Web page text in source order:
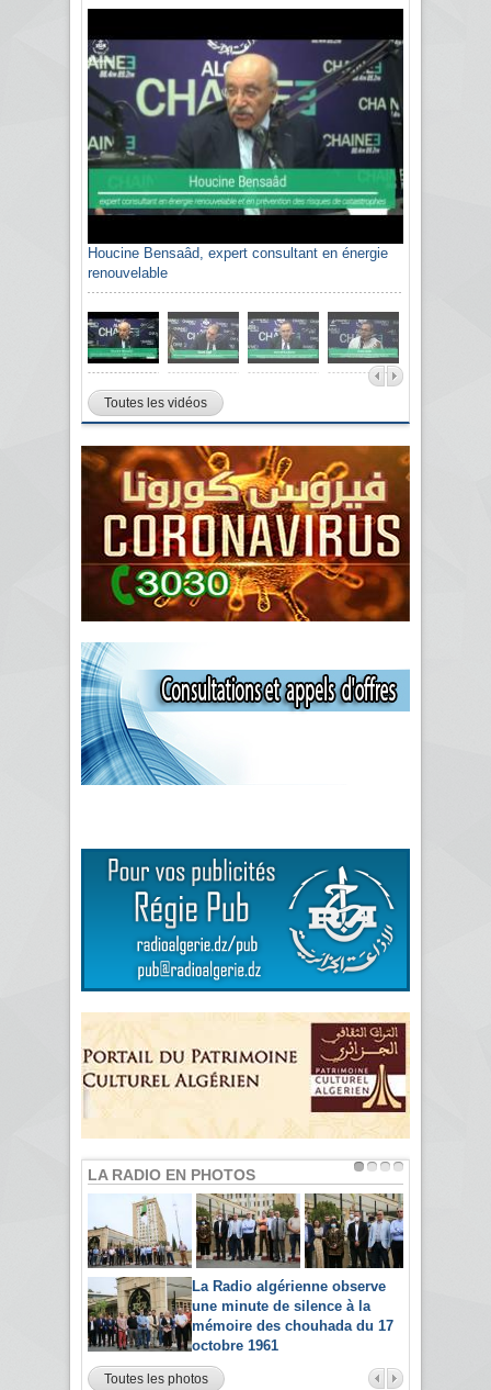
Houcine Bensaâd, expert consultant en énergie
renouvelable
Sami Agli, président de la Confédération
algérienne du patronat citoyen CAPC
Toutes les vidéos
LA RADIO EN PHOTOS
La Radio algérienne observe
une minute de silence à la
mémoire des chouhada du 17
octobre 1961
Toutes les photos